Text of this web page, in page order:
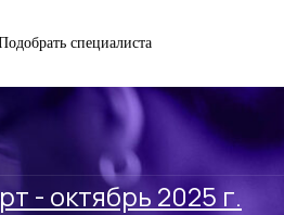
специалиста
- октябрь 2025 г.